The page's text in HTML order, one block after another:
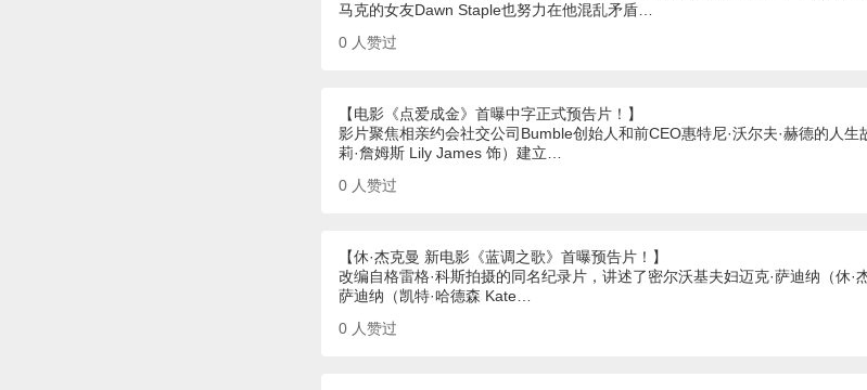
马克的女友Dawn Staple也努力在他混乱矛盾…
0 人赞过
【电影《点爱成金》首曝中字正式预告片！】
影片聚焦相亲约会社交公司Bumble创始人和前CEO惠特尼·沃尔夫·赫德的人
莉·詹姆斯 Lily James 饰）建立…
0 人赞过
【休·杰克曼 新电影《蓝调之歌》首曝预告片！】
改编自格雷格·科斯拍摄的同名纪录片，讲述了密尔沃基夫妇迈克·萨迪纳（休·
萨迪纳（凯特·哈德森 Kate…
0 人赞过